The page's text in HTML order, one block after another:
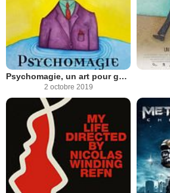
Psychomagie, un art pour guérir
2 octobre 2019